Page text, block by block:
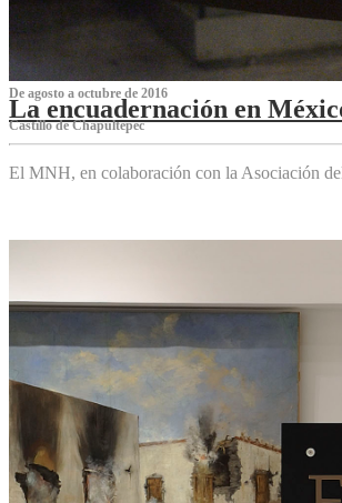
De agosto a octubre de 2016
La encuadernación en
Castillo de Chapultepec
El MNH, en colaboración con la Asociación